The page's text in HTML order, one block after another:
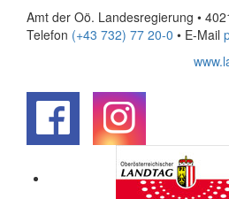
Amt der Oö. Landesregierung •
Telefon (+43 732) 77 20-0 • E-Mail